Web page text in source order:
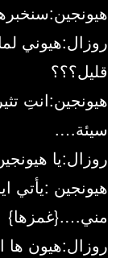
روزال:هيوني
قليل؟؟؟
هيونجين:انتِ
سيئة….
روزال:يا
هيونجين :يأتي
مني….{غمزها}
روزال:هيون ها